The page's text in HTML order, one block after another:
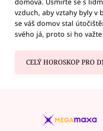
vzduch, aby vztahy byly
se váš domov stal
svého já, proto si ho
CELÝ HOROSKOP PRO